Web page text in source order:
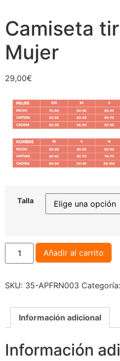
Camiseta
Mujer
29,00€
Talla
Añadir al carrito
SKU: 35-APFRN003 Categoría:
Información adicional
Información